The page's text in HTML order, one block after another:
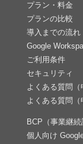
プラン・料金
プランの比較
導入までの流れ
Google
ご利用条件
セキュリティ
よくある質問（
よくある質問（
BCP（事業継
個人向け